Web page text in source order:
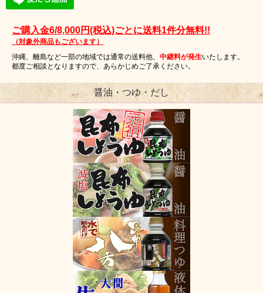
ご購入金6/8,000円(税込)ごとに送料1件分無料!!
（対象外商品もございます）
沖縄、離島など一部の地域では通常の送料他、 中継料が発生いたします。
都度ご相談となりますので、あらかじめご了承ください。
醤油・つゆ・だし